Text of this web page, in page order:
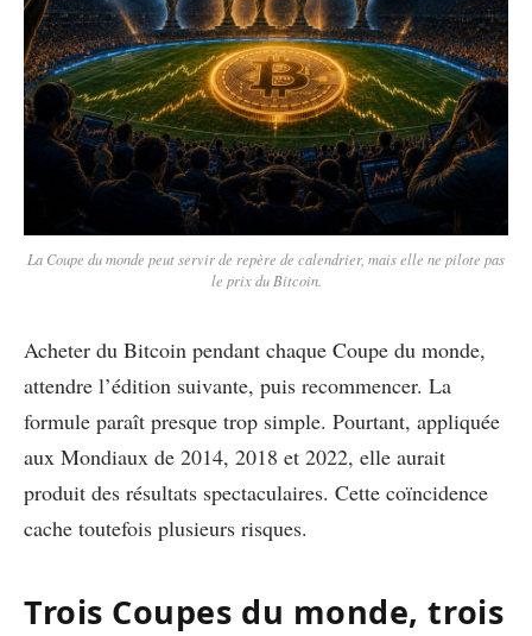
La Coupe du monde peut servir de repère de calendrier, mais elle ne pilote pas
le prix du Bitcoin.
Acheter du Bitcoin pendant chaque Coupe du monde,
attendre l’édition suivante, puis recommencer. La
formule paraît presque trop simple. Pourtant, appliquée
aux Mondiaux de 2014, 2018 et 2022, elle aurait
produit des résultats spectaculaires. Cette coïncidence
cache toutefois plusieurs risques.
Trois Coupes du monde, trois